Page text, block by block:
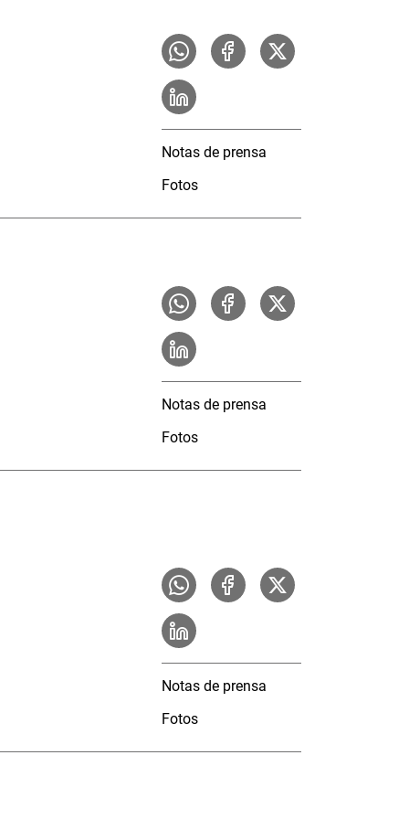
Notas de prensa
Fotos
Notas de prensa
Fotos
Notas de prensa
Fotos